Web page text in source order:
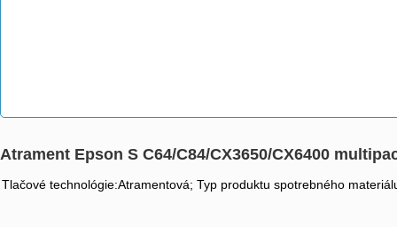
Atrament Epson S C64/C84/CX3650/CX6400
Tlačové technológie:Atramentová; Typ produktu spotrebného